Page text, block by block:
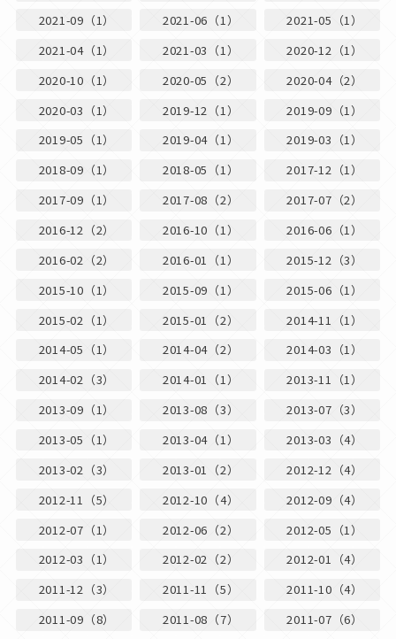
2021-09（1）
2021-06（1）
2021-05（1）
2021-04（1）
2021-03（1）
2020-12（1）
2020-10（1）
2020-05（2）
2020-04（2）
2020-03（1）
2019-12（1）
2019-09（1）
2019-05（1）
2019-04（1）
2019-03（1）
2018-09（1）
2018-05（1）
2017-12（1）
2017-09（1）
2017-08（2）
2017-07（2）
2016-12（2）
2016-10（1）
2016-06（1）
2016-02（2）
2016-01（1）
2015-12（3）
2015-10（1）
2015-09（1）
2015-06（1）
2015-02（1）
2015-01（2）
2014-11（1）
2014-05（1）
2014-04（2）
2014-03（1）
2014-02（3）
2014-01（1）
2013-11（1）
2013-09（1）
2013-08（3）
2013-07（3）
2013-05（1）
2013-04（1）
2013-03（4）
2013-02（3）
2013-01（2）
2012-12（4）
2012-11（5）
2012-10（4）
2012-09（4）
2012-07（1）
2012-06（2）
2012-05（1）
2012-03（1）
2012-02（2）
2012-01（4）
2011-12（3）
2011-11（5）
2011-10（4）
2011-09（8）
2011-08（7）
2011-07（6）